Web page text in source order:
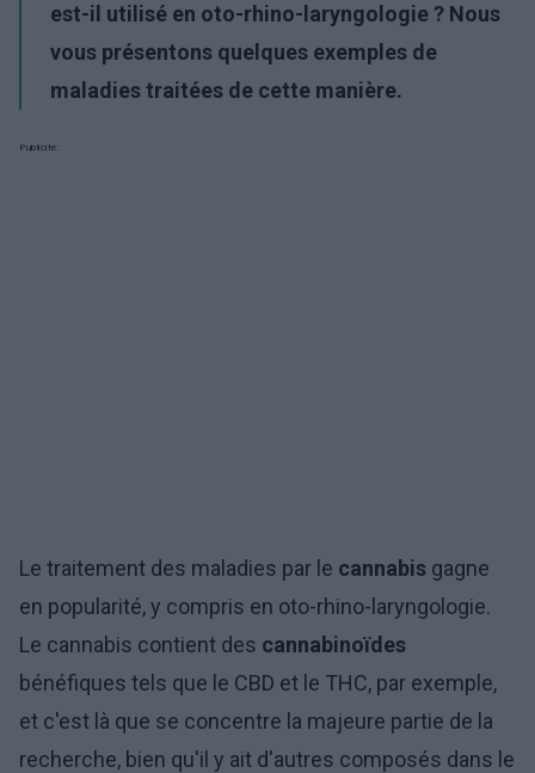
est-il utilisé en oto-rhino-laryngologie ? Nous
vous présentons quelques exemples de
maladies traitées de cette manière.
Publicité:
Le traitement des maladies par le cannabis gagne
en popularité, y compris en oto-rhino-laryngologie.
Le cannabis contient des cannabinoïdes
bénéfiques tels que le CBD et le THC, par exemple,
et c'est là que se concentre la majeure partie de la
recherche, bien qu'il y ait d'autres composés dans le